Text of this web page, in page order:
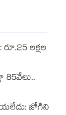
లక్షల
85వేలు..
జోగిని